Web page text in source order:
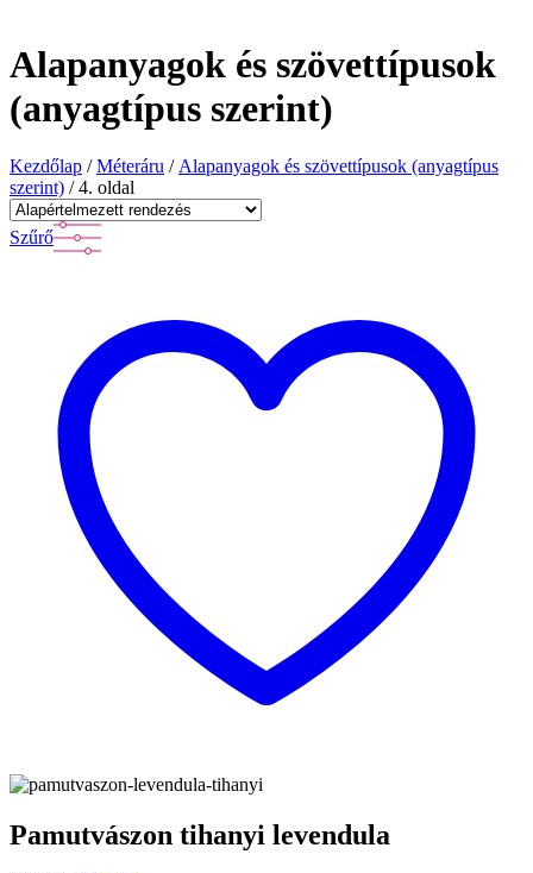
Alapanyagok és szövettípusok
(anyagtípus szerint)
Kezdőlap /Méteráru / Alapanyagok és szövettípusok (anyagtípus
szerint) / 4. oldal
Szűrő
Pamutvászon tihanyi levendula